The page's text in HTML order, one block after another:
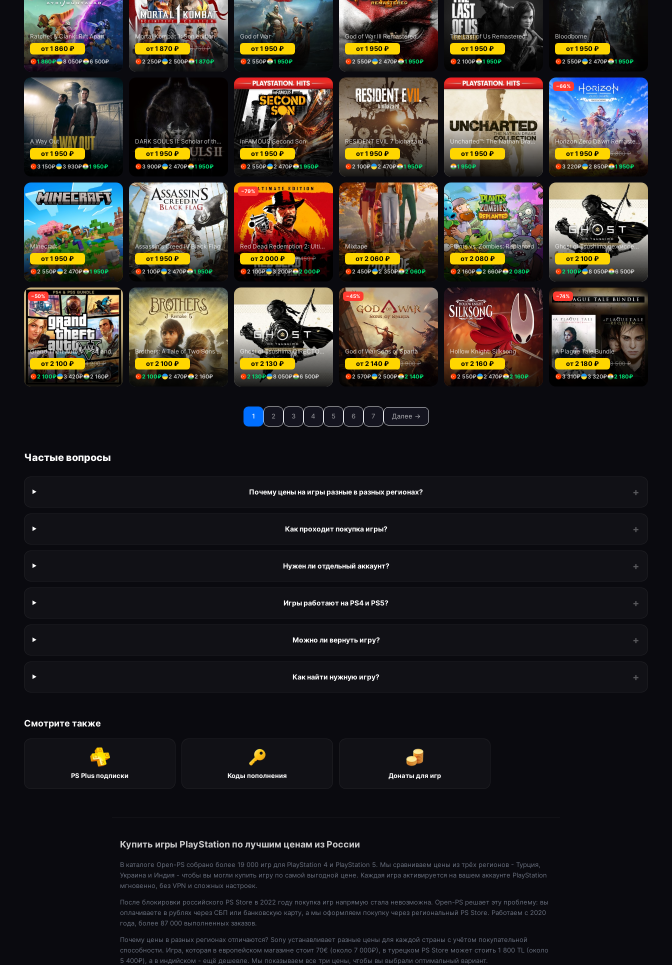
Ratchet & Clank: Rift Apart
от1 860₽
1 860₽ 8 050₽ 6 500₽
Mortal Kombat 1: Son edition
от1 870₽ 6 750₽
2 250₽ 2 500₽ 1 870₽
God of War
от1 950₽
2 550₽ 1 950₽
God of War III Remastered
от1 950₽
2 550₽ 2 470₽ 1 950₽
The Last of Us Remastered
от1 950₽
2 100₽ 1 950₽
Bloodborne
от1 950₽
2 550₽ 2 470₽ 1 950₽
A Way Out
от1 950₽
3 150₽ 3 930₽ 1 950₽
DARK SOULS II: Scholar of the First Sin
от1 950₽
3 900₽ 2 470₽ 1 950₽
inFAMOUS Second Son
от1 950₽
2 550₽ 2 470₽ 1 950₽
RESIDENT EVIL 7 biohazard
от1 950₽
2 100₽ 2 470₽ 1 950₽
Uncharted™: The Nathan Drake Collection
от1 950₽
1 950₽
−66%
Horizon Zero Dawn Remastered
от1 950₽ 5 800₽
3 220₽ 2 850₽ 1 950₽
Minecraft
от1 950₽
2 550₽ 2 470₽ 1 950₽
Assassin's Creed IV Black Flag
от1 950₽
2 100₽ 2 470₽ 1 950₽
−79%
Red Dead Redemption 2: Ultimate Edition
от2 000₽ 9 450₽
2 100₽ 3 200₽ 2 000₽
Mixtape
от2 060₽
2 450₽ 2 350₽ 2 060₽
Plants vs. Zombies: Replanted
от2 080₽
2 160₽ 2 660₽ 2 080₽
Ghost of Tsushima режиссерская версия
от2 100₽
2 100₽ 8 050₽ 6 500₽
−50%
Grand Theft Auto V (PS4 and PS5)
от2 100₽ 4 200₽
2 100₽ 3 420₽ 2 160₽
Brothers: A Tale of Two Sons Remake
от2 100₽
2 100₽ 2 470₽ 2 160₽
Ghost of Tsushima DIRECTOR’S CUT (PlayStation Plus)
от2 130₽
2 130₽ 8 050₽ 6 500₽
−45%
God of War Sons of Sparta
от2 140₽ 3 900₽
2 570₽ 2 500₽ 2 140₽
Hollow Knight: Silksong
от2 160₽
2 550₽ 2 470₽ 2 160₽
−74%
A Plague Tale Bundle
от2 180₽ 8 500₽
3 310₽ 3 320₽ 2 180₽
1 2 3 4 5 6 7 Далее →
Частые вопросы
Почему цены на игры разные в разных регионах? +
Как проходит покупка игры? +
Нужен ли отдельный аккаунт? +
Игры работают на PS4 и PS5? +
Можно ли вернуть игру? +
Как найти нужную игру? +
Смотрите также
PS Plus подписки Коды пополнения Донаты для игр
Купить игры PlayStation по лучшим ценам из России
В каталоге Open-PS собрано более 19 000 игр для PlayStation 4 и PlayStation 5. Мы сравниваем цены из трёх регионов - Турция,
Украина и Индия - чтобы вы могли купить игру по самой выгодной цене. Каждая игра активируется на вашем аккаунте PlayStation
мгновенно, без VPN и сложных настроек.
После блокировки российского PS Store в 2022 году покупка игр напрямую стала невозможна. Open-PS решает эту проблему: вы
оплачиваете в рублях через СБП или банковскую карту, а мы оформляем покупку через региональный PS Store. Работаем с 2020
года, более 87 000 выполненных заказов.
Почему цены в разных регионах отличаются? Sony устанавливает разные цены для каждой страны с учётом покупательной
способности. Игра, которая в европейском магазине стоит 70€ (около 7 000₽), в турецком PS Store может стоить 1 800 TL (около
5 400₽), а в индийском - ещё дешевле. Мы показываем все три цены, чтобы вы выбрали оптимальный вариант.